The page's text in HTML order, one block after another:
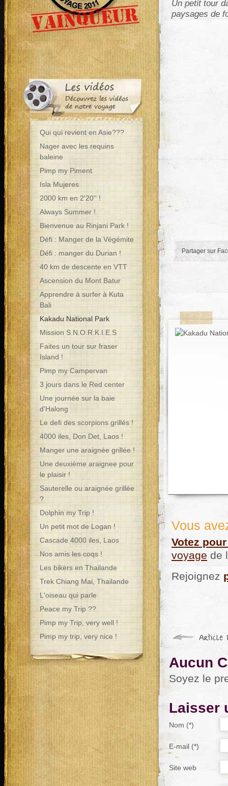
Un petit tour
paysages de
Partager sur
Vous
Votez
voyage de
Rejoignez
Aucun
Soyez le
Laisser
Nom (*)
E-mail (*)
Site web
Qui qui revient en Asie???
Nager avec les requins
baleine
Pimp my Piment
Isla Mujeres
2000 km en 2'20'' !
Always Summer !
Bienvenue au Rinjani Park !
Défi : Manger de la Végémite
Défi : manger du Durian !
40 km de descente en VTT
Ascension du Mont Batur
Apprendre à surfer à Kuta
Bali
Kakadu National Park
Mission S.N.O.R.K.I.E.S
Faites un tour sur fraser
Island !
Pimp my Campervan
3 jours dans le Red center
Une journée sur la baie
d'Halong
Le defi des scorpions grillés !
4000 iles, Don Det, Laos !
Manger une araignée grillée !
Une deuxième araignee pour
le plaisir !
Sauterelle ou araignée grillée
?
Dolphin my Trip !
Un petit mot de Logan !
Cascade 4000 iles, Laos
Nos amis les coqs !
Les bikers en Thailande
Trek Chiang Mai, Thailande
L'oiseau qui parle
Peace my Trip ??
Pimp my Trip, very well !
Pimp my trip, very nice !